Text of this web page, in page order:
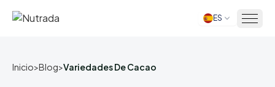
Inicio ES
Inicio>Blog>Variedades De Cacao